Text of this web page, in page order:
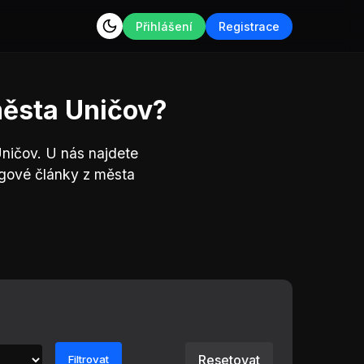
Přihlášení Registrace
Uničov?
U nás najdete
články z města
Filtrovat Resetovat